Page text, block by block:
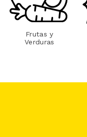
Frutas y
Verduras